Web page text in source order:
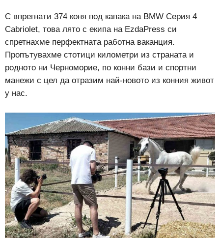
С впрегнати 374 коня под капака на BMW Серия 4
Cabriolet, това лято с екипа на EzdaPress си
спретнахме перфектната работна ваканция.
Пропътувахме стотици километри из страната и
родното ни Черноморие, по конни бази и спортни
манежи с цел да отразим най-новото из конния живот
у нас.